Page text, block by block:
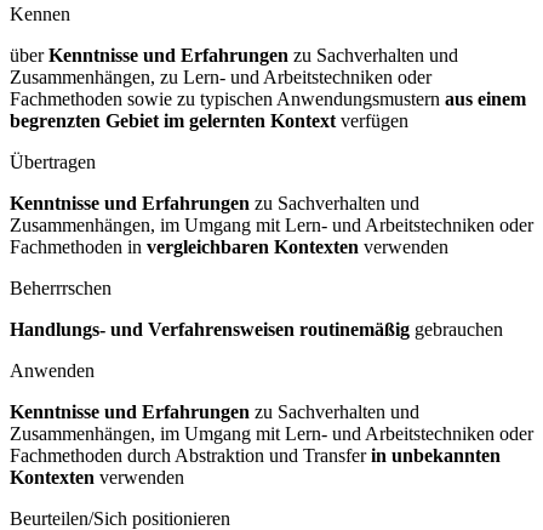
Kennen
überKenntnisse und Erfahrungen zu Sachverhalten und
Zusammenhängen, zu Lern- und Arbeitstechniken oder
Fachmethoden sowie zu typischen Anwendungsmustern aus einem
begrenzten Gebiet im gelernten Kontext verfügen
Übertragen
Kenntnisse und Erfahrungen zu Sachverhalten und
Zusammenhängen, im Umgang mit Lern- und Arbeitstechniken oder
Fachmethoden in vergleichbaren Kontexten verwenden
Beherrrschen
Handlungs- und Verfahrensweisen routinemäßig gebrauchen
Anwenden
Kenntnisse und Erfahrungen zu Sachverhalten und
Zusammenhängen, im Umgang mit Lern- und Arbeitstechniken oder
Fachmethoden durch Abstraktion und Transferin unbekannten
Kontexten verwenden
Beurteilen/Sich positionieren